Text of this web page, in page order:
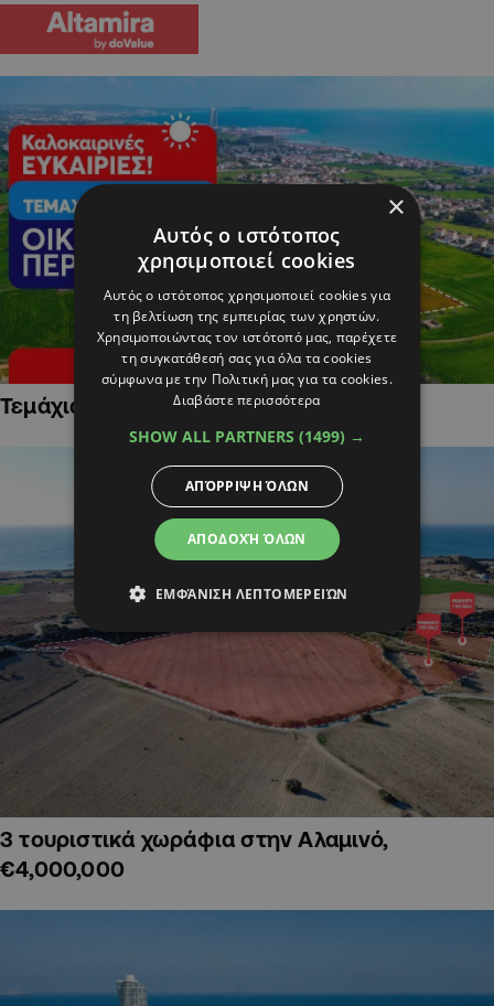
Τεμάχια Γης σε Οικιστικές Περιοχές
3 τουριστικά χωράφια στην Αλαμινό,
€4,000,000
×
Αυτός ο ιστότοπος
χρησιμοποιεί cookies
Αυτός ο ιστότοπος χρησιμοποιεί cookies για
τη βελτίωση της εμπειρίας των χρηστών.
Χρησιμοποιώντας τον ιστότοπό μας, παρέχετε
τη συγκατάθεσή σας για όλα τα cookies
σύμφωνα με την Πολιτική μας για τα cookies.
Διαβάστε περισσότερα
SHOW ALL PARTNERS (1499) →
ΑΠΟΔΟΧΉ ΌΛΩΝ
ΑΠΌΡΡΙΨΗ ΌΛΩΝ
ΕΜΦΆΝΙΣΗ ΛΕΠΤΟΜΕΡΕΙΏΝ